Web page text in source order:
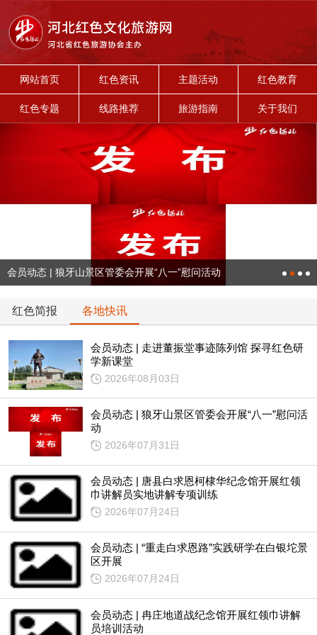
网站首页 红色资讯 主题活动 红色教育
红色专题 线路推荐 旅游指南 关于我们
会员动态 | 狼牙山景区管委会开展“八一”慰问活动
红色简报 各地快讯
会员动态 | 走进董振堂事迹陈列馆 探寻红色研
学新课堂
2026年08月03日
会员动态 | 狼牙山景区管委会开展“八一”慰问活
动
2026年07月31日
会员动态 | 唐县白求恩柯棣华纪念馆开展红领
巾讲解员实地讲解专项训练
2026年07月24日
会员动态 | “重走白求恩路”实践研学在白银坨景
区开展
2026年07月24日
会员动态 | 冉庄地道战纪念馆开展红领巾讲解
员培训活动